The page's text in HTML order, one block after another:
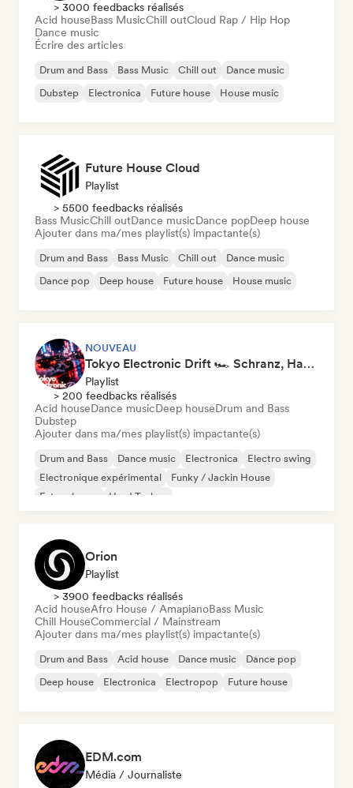
> 3000 feedbacks réalisés
Acid houseBass MusicChill outCloud Rap / Hip Hop
Dance music
Écrire des articles
Drum and Bass Bass Music Chill out
Dance music
Dubstep
Electronica Future house House music
Future House Cloud
Playlist
> 5500 feedbacks réalisés
Bass MusicChill outDance musicDance popDeep house
Ajouter dans ma/mes playlist(s) impactante(s)
Drum and Bass Bass Music Chill out
Dance music
Dance pop
Deep house Future house House music
NOUVEAU
Tokyo Electronic Drift 🏎️ Schranz, Hard Techno & Anime EDM
Playlist
> 200 feedbacks réalisés
Acid houseDance musicDeep houseDrum and Bass
Dubstep
Ajouter dans ma/mes playlist(s) impactante(s)
Drum and Bass Dance music Electronica
Electro swing
Electronique expérimental
Funky / Jackin House
Future house
Hard Techno
Orion
Playlist
> 3900 feedbacks réalisés
Acid houseAfro House / AmapianoBass Music
Chill HouseCommercial / Mainstream
Ajouter dans ma/mes playlist(s) impactante(s)
Drum and Bass Acid house Dance music
Dance pop
Deep house
Electronica Electropop Future house
EDM.com
Média / Journaliste